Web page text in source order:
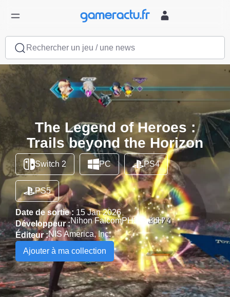
Rechercher un jeu / une news
The Legend of Heroes :
Trails beyond the Horizon
Switch 2 PC PS4
PS5
Date de sortie : 15 Jan 2026
Développeur :Nihon FalcomPH3 GmbH
Éditeur :NIS America, Inc.
Ajouter à ma collection